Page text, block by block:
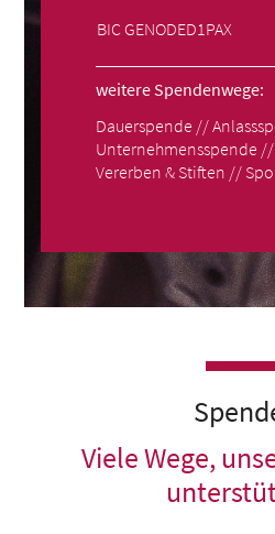
BIC GENODED1PAX
weitere Spendenwege:
Dauerspende //
Unternehmensspende //
Vererben & Stiften //
Viele Wege,